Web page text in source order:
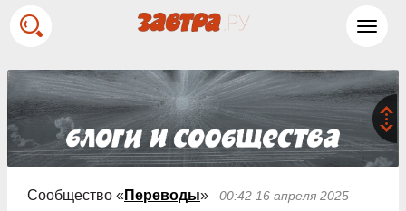
Сообщество « Переводы» 00:42 16 апреля 2025